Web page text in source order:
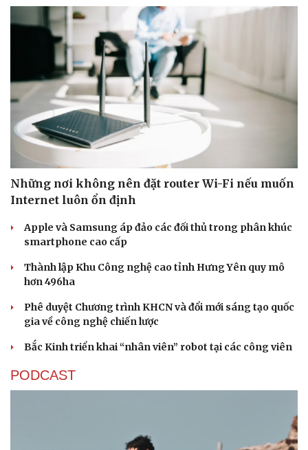
Những nơi không nên đặt router Wi-Fi nếu muốn
Internet luôn ổn định
Apple và Samsung áp đảo các đối thủ trong phân khúc
smartphone cao cấp
Thành lập Khu Công nghệ cao tỉnh Hưng Yên quy mô
hơn 496ha
Phê duyệt Chương trình KHCN và đổi mới sáng tạo quốc
gia về công nghệ chiến lược
Bắc Kinh triển khai “nhân viên” robot tại các công viên
PODCAST